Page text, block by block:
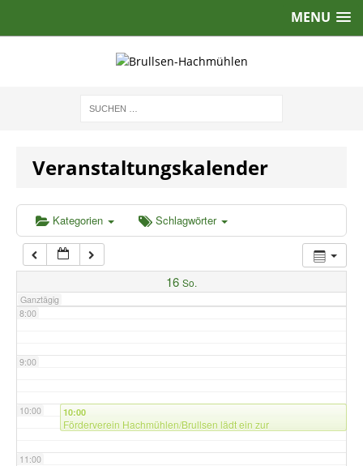
MENU
Veranstaltungskalender
Kategorien Schlagwörter
16 So.
Ganztägig
5:00
6:00
7:00
8:00
9:00
10:00
11:00
10:00
Förderverein Hachmühlen/Brullsen lädt ein zur